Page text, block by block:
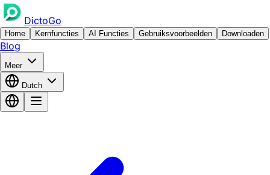
DictoGo
Home Kernfuncties AI Functies Gebruiksvoorbeelden Downloaden
Blog
Meer
Dutch